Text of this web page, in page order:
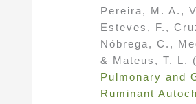
Pereira, M. A.,
Esteves, F.,
Nóbrega, C.,
& Mateus, T. L.
Pulmonary and
Ruminant